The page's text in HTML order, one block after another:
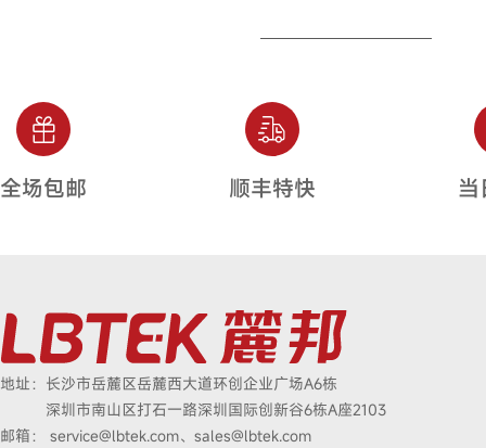
全场包邮 顺丰特快 当
地址： 长沙市岳麓区岳麓西大道环创企业广场A6栋
深圳市南山区打石一路深圳国际创新谷6栋A座2103
邮箱： service@lbtek.com、sales@lbtek.com